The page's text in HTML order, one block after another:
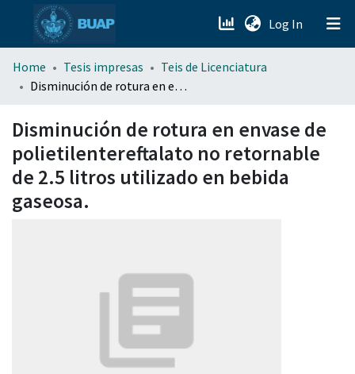
Log In (current)
menu.section.about_menu
Home Tesis impresas
Teis de Licenciatura
Disminución de rotura en envase de polietilentereftalato no retornable de 2.5 litros utilizado en bebida gaseosa.
Disminución de rotura en envase de
polietilentereftalato no retornable
de 2.5 litros utilizado en bebida
gaseosa.